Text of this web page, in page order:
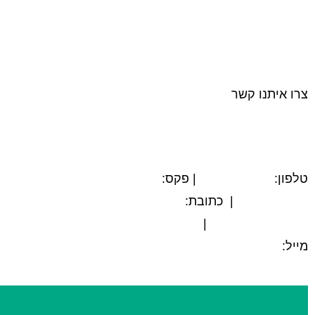
צרו איתנו קשר
טלפון:
| פקס:
| כתובת:
מייל: